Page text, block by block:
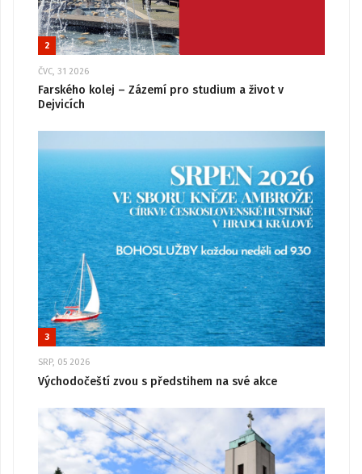
2
ČVC, 31 2026
Farského kolej – Zázemí pro studium a život v
Dejvicích
3
SRP, 05 2026
Východočeští zvou s předstihem na své akce